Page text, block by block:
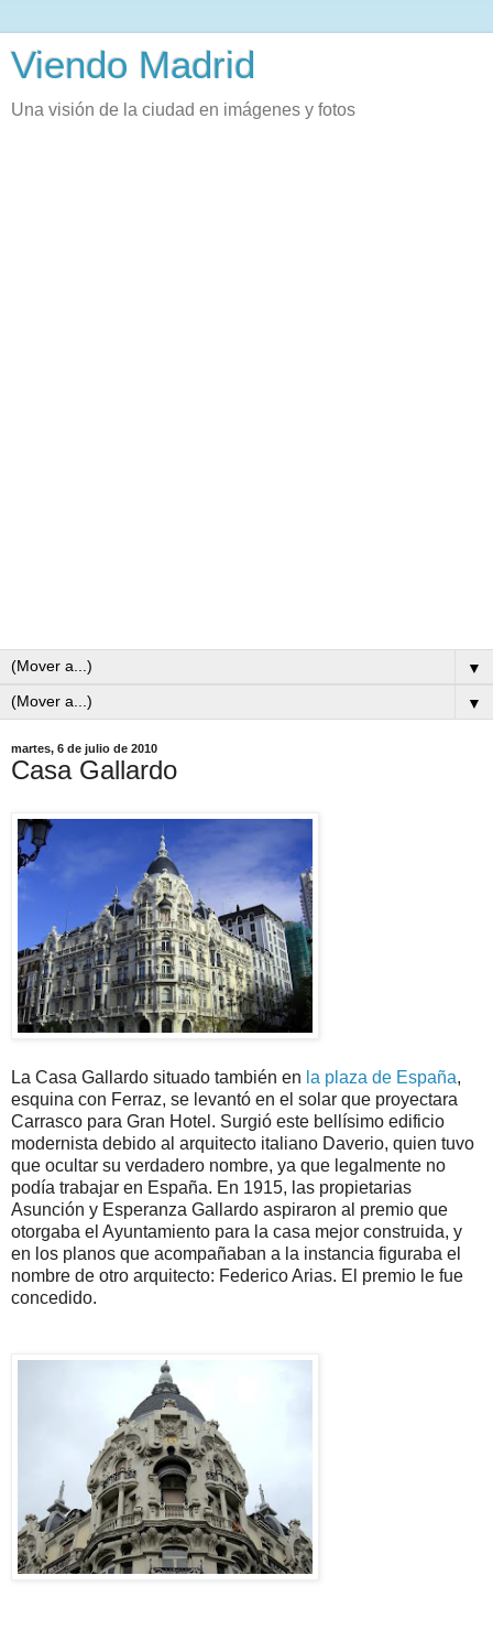
Viendo Madrid
Una visión de la ciudad en imágenes y fotos
▼
▼
martes, 6 de julio de 2010
Casa Gallardo
La Casa Gallardo situado también en la plaza de España,
esquina con Ferraz, se levantó en el solar que proyectara
Carrasco para Gran Hotel. Surgió este bellísimo edificio
modernista debido al arquitecto italiano Daverio, quien tuvo
que ocultar su verdadero nombre, ya que legalmente no
podía trabajar en España. En 1915, las propietarias
Asunción y Esperanza Gallardo aspiraron al premio que
otorgaba el Ayuntamiento para la casa mejor construida, y
en los planos que acompañaban a la instancia figuraba el
nombre de otro arquitecto: Federico Arias. El premio le fue
concedido.